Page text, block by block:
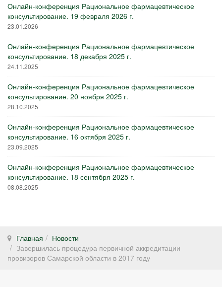
Онлайн-конференция Рациональное фармацевтическое
консультирование. 19 февраля 2026 г.
23.01.2026
Онлайн-конференция Рациональное фармацевтическое
консультирование. 18 декабря 2025 г.
24.11.2025
Онлайн-конференция Рациональное фармацевтическое
консультирование. 20 ноября 2025 г.
28.10.2025
Онлайн-конференция Рациональное фармацевтическое
консультирование. 16 октября 2025 г.
23.09.2025
Онлайн-конференция Рациональное фармацевтическое
консультирование. 18 сентября 2025 г.
08.08.2025
Главная
Новости
Завершилась процедура первичной аккредитации
провизоров Самарской области в 2017 году